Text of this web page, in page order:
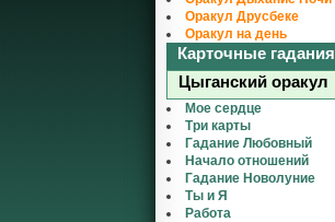
Оракул Друсбеке
Оракул на день
Карточные гадания
Цыганский оракул
Мое сердце
Три карты
Гадание Любовный
Начало отношений
Гадание Новолуние
Ты и Я
Работа